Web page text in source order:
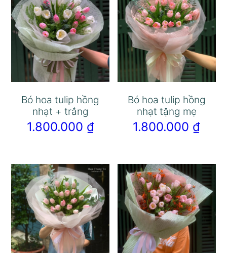
Bó hoa tulip hồng
nhạt + trắng
1.800.000 ₫
Bó hoa tulip hồng
nhạt tặng mẹ
1.800.000 ₫